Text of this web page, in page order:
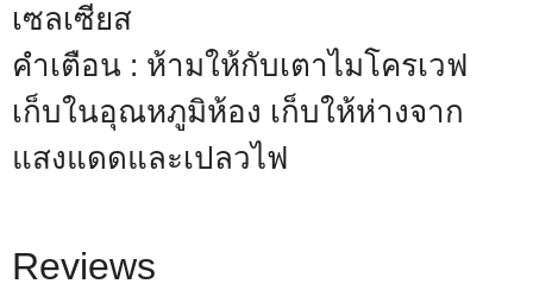
เซลเซียส
คำเตือน : ห้ามให้กับเตาไมโครเวฟ
เก็บในอุณหภูมิห้อง เก็บให้ห่างจาก
แสงแดดและเปลวไฟ
Reviews